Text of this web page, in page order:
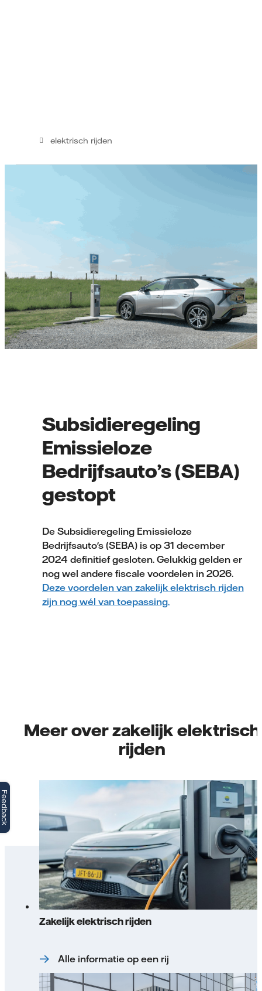
elektrisch rijden
Subsidieregeling
Emissieloze
Bedrijfsauto’s (SEBA)
gestopt
De Subsidieregeling Emissieloze
Bedrijfsauto's (SEBA) is op 31 december
2024 definitief gesloten. Gelukkig gelden er
nog wel andere fiscale voordelen in 2026.
Deze voordelen van zakelijk elektrisch rijden
zijn nog wél van toepassing.
Meer over zakelijk elektrisch
rijden
Zakelijk elektrisch rijden
Alle informatie op een rij
Feedback